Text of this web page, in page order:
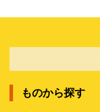
ものから探す